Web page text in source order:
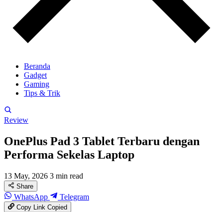
Beranda
Gadget
Gaming
Tips & Trik
Review
OnePlus Pad 3 Tablet Terbaru dengan
Performa Sekelas Laptop
13 May, 2026 3 min read
Share
WhatsApp Telegram
Copy LinkCopied